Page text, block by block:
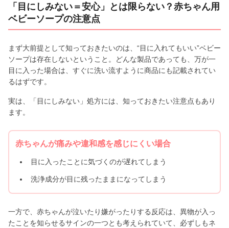
「目にしみない＝安心」とは限らない？赤ちゃん用
ベビーソープの注意点
まず大前提として知っておきたいのは、“目に入れてもいい”ベビー
ソープは存在しないということ。どんな製品であっても、万が一
目に入った場合は、すぐに洗い流すように商品にも記載されてい
るはずです。
実は、「目にしみない」処方には、知っておきたい注意点もあり
ます。
赤ちゃんが痛みや違和感を感じにくい場合
目に入ったことに気づくのが遅れてしまう
洗浄成分が目に残ったままになってしまう
一方で、赤ちゃんが泣いたり嫌がったりする反応は、異物が入っ
たことを知らせるサインの一つとも考えられていて、必ずしもネ